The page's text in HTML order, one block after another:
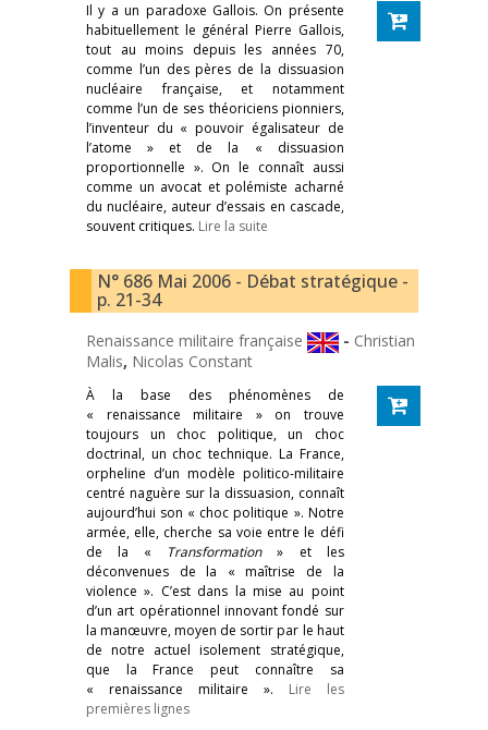
Il y a un paradoxe Gallois. On présente
habituellement le général Pierre Gallois,
tout au moins depuis les années 70,
comme l’un des pères de la dissuasion
nucléaire française, et notamment
comme l’un de ses théoriciens pionniers,
l’inventeur du « pouvoir égalisateur de
l’atome » et de la « dissuasion
proportionnelle ». On le connaît aussi
comme un avocat et polémiste acharné
du nucléaire, auteur d’essais en cascade,
souvent critiques. Lire la suite
N° 686 Mai 2006 - Débat stratégique -
p. 21-34
Renaissance militaire française - Christian
Malis, Nicolas Constant
À la base des phénomènes de
« renaissance militaire » on trouve
toujours un choc politique, un choc
doctrinal, un choc technique. La France,
orpheline d’un modèle politico-militaire
centré naguère sur la dissuasion, connaît
aujourd’hui son « choc politique ». Notre
armée, elle, cherche sa voie entre le défi
de la « Transformation» et les
déconvenues de la « maîtrise de la
violence ». C’est dans la mise au point
d’un art opérationnel innovant fondé sur
la manœuvre, moyen de sortir par le haut
de notre actuel isolement stratégique,
que la France peut connaître sa
« renaissance militaire ». Lire les
premières lignes